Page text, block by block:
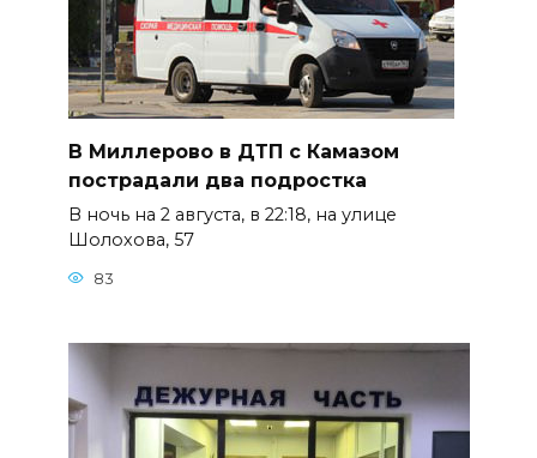
В Миллерово в ДТП с Камазом
пострадали два подростка
В ночь на 2 августа, в 22:18, на улице
Шолохова, 57
83